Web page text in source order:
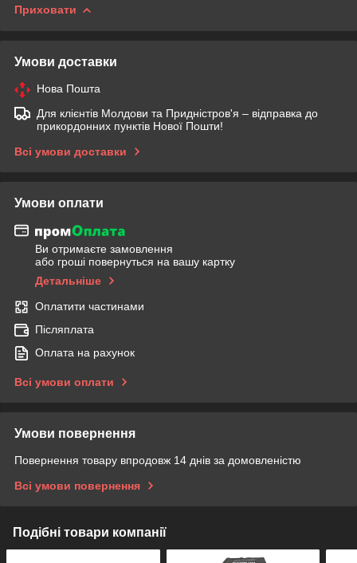
Приховати
Умови доставки
Нова Пошта
Для клієнтів Молдови та Придністров'я – відправка до
прикордонних пунктів Нової Пошти!
Всі умови доставки
Умови оплати
Ви отримаєте замовлення
або гроші повернуться на вашу картку
Детальніше
Оплатити частинами
Післяплата
Оплата на рахунок
Всі умови оплати
Умови повернення
Повернення товару впродовж 14 днів за домовленістю
Всі умови повернення
Подібні товари компанії